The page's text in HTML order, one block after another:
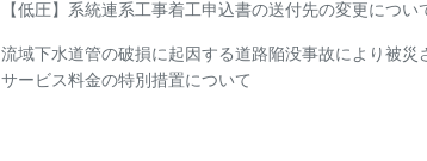
【低圧】系統連系工事着工申込書の送付先の変更につい
流域下水道管の破損に起因する道路陥没事故により被
サービス料金の特別措置について